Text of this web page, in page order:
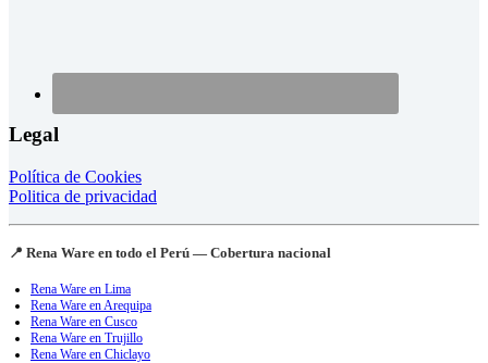
Legal
Política de Cookies
Politica de privacidad
📍 Rena Ware en todo el Perú — Cobertura nacional
Rena Ware en Lima
Rena Ware en Arequipa
Rena Ware en Cusco
Rena Ware en Trujillo
Rena Ware en Chiclayo